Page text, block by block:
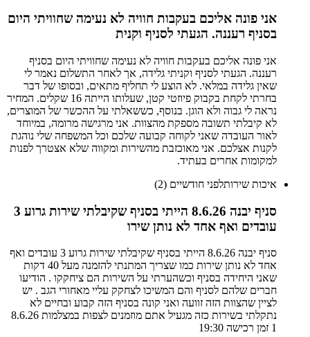
אני פונה אליכם בעקבות חוויה לא נעימה שחוויתי היום
בסניף רעננה. הגעתי לסניף וקנית
אני פונה אליכם בעקבות חוויה לא נעימה שחוויתי היום בסניף
רעננה. הגעתי לסניף וקניתי גלידה, אך לאחר התשלום נאמר לי
שאין גלידה במלאי. לא הוצע לי תחליף מתאים, ובסופו של דבר
בחרתי לקחת בקבוק פיוזטי קטן, שעלותו הייתה 16 שקלים. המחיר
נראה לי גבוה ולא הוגן. בנוסף, כששאלתי על ההכשר של המוצרים,
לא קיבלתי תשובה מספקת מהצוות. אני מרגישה מרומה, במיוחד
לאור העובדה שאני לקוחה קבועה שלכם וכל המשפחה שלי נוהגת
לקנות אצלכם. אני מאוכזבת מהשירות ומקווה שלא אצטרך לפנות
למקומות אחרים בעתיד.
איכות שירותלפני חודשיים (2)
סניף יבנה 8.6.26 הייתי בסניף שקיבלתי שירות גרוע 3
עובדים ואף אחד לא נותן שירו
סניף יבנה 8.6.26 הייתי בסניף שקיבלתי שירות גרוע 3 עובדים ואף
אחד לא נותן שירות כמו שצריך המתנתי להזמנה מעל 40 דקות
שאני היחידה בסניף וכשהערתי על השירות הם ציחקקו . הודיעו
חברים שלהם לסניף והם המשיכו לצחקק עליי מאחורי הגב . יש
לציין שהצוות הזה זוועה ואני קונה בסניף הזה קבוע ובחיים לא
נתקלתי בשירות כזה מגעיל אתם מוזמנים לצפות במצלמות 8.6.26
1 זמן רכישה 19:30